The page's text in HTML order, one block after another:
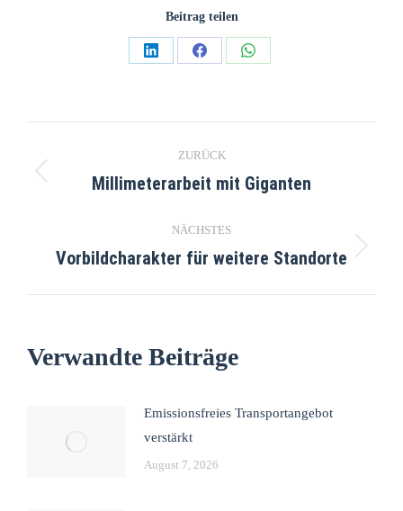
Beitrag teilen
ZURÜCK
Millimeterarbeit mit Giganten
NÄCHSTES
Vorbildcharakter für weitere Standorte
Verwandte Beiträge
Emissionsfreies Transportangebot
verstärkt
August 7, 2026